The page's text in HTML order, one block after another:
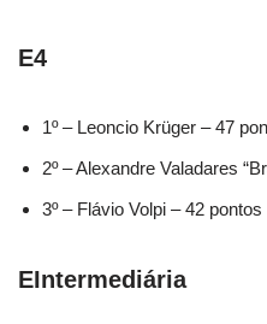
E4
1º – Leoncio Krüger – 47
2º – Alexandre Valadares
3º – Flávio Volpi – 42 pontos
EIntermediária